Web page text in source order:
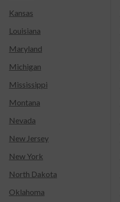
Kansas
Louisiana
Maryland
Michigan
Mississippi
Montana
Nevada
New Jersey
New York
North Dakota
Oklahoma